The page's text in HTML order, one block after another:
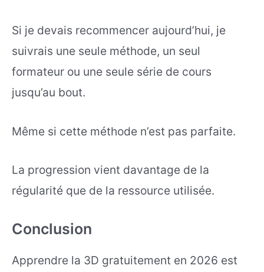
Si je devais recommencer aujourd’hui, je
suivrais une seule méthode, un seul
formateur ou une seule série de cours
jusqu’au bout.
Même si cette méthode n’est pas parfaite.
La progression vient davantage de la
régularité que de la ressource utilisée.
Conclusion
Apprendre la 3D gratuitement en 2026 est